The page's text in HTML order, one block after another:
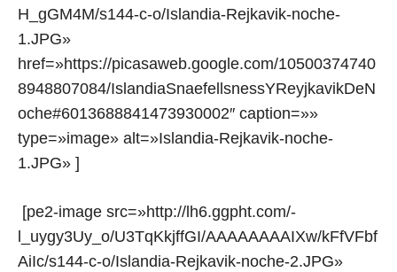
H_gGM4M/s144-c-o/Islandia-Rejkavik-noche-
1.JPG»
href=»https://picasaweb.google.com/10500374740
8948807084/IslandiaSnaefellsnessYReyjkavikDeN
oche#6013688841473930002″ caption=»»
type=»image» alt=»Islandia-Rejkavik-noche-
1.JPG» ]
[pe2-image src=»http://lh6.ggpht.com/-
l_uygy3Uy_o/U3TqKkjffGI/AAAAAAAAIXw/kFfVFbf
AiIc/s144-c-o/Islandia-Rejkavik-noche-2.JPG»